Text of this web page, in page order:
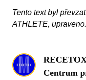
Tento text byl
ATHLETE, upraveno.
Centrum